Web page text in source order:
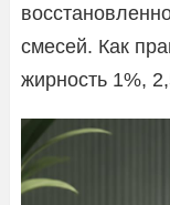
смесей. Как
жирность 1%,